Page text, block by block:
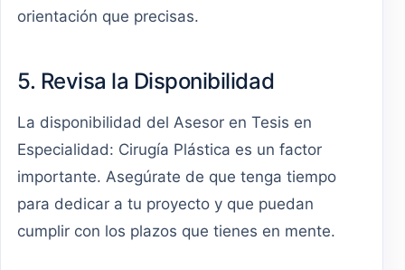
orientación que precisas.
5. Revisa la Disponibilidad
La disponibilidad del Asesor en Tesis en
Especialidad: Cirugía Plástica es un factor
importante. Asegúrate de que tenga tiempo
para dedicar a tu proyecto y que puedan
cumplir con los plazos que tienes en mente.